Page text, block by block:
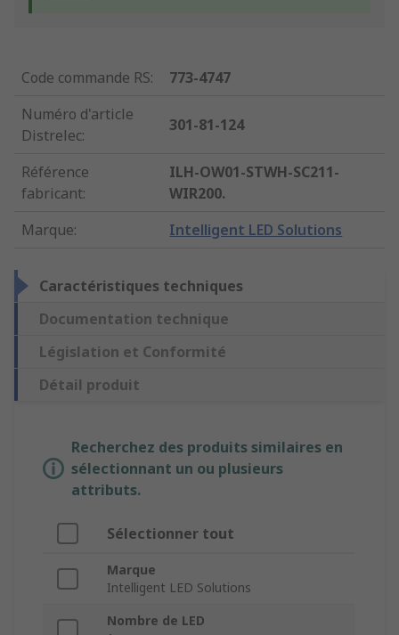
Code commande RS:
773-4747
Numéro d'article
Distrelec:
301-81-124
Référence
fabricant:
ILH-OW01-STWH-SC211-
WIR200.
Marque: Intelligent LED Solutions
Caractéristiques techniques
Documentation technique
Législation et Conformité
Détail produit
Recherchez des produits similaires en
sélectionnant un ou plusieurs
attributs.
Sélectionner tout
Marque
Intelligent LED Solutions
Nombre de LED